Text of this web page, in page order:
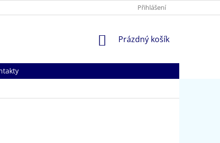
Přihlášení
NÁKUPNÍ
Prázdný košík